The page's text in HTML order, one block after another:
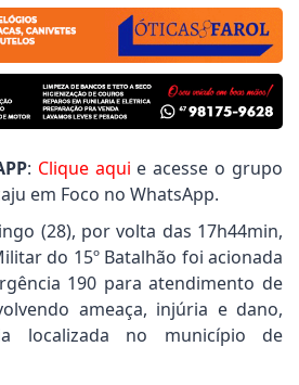
: Clique aqui e acesse o grupo
em Foco no WhatsApp.
(28), por volta das 17h44min,
do 15º Batalhão foi acionada
190 para atendimento de
ameaça, injúria e dano,
localizada no município de